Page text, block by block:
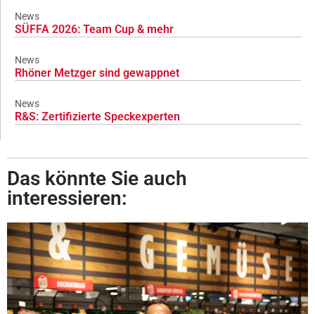
News
SÜFFA 2026: Team Cup & mehr
News
Rhöner Metzger sind gewappnet
News
R&S: Zertifizierte Speckexperten
Das könnte Sie auch
interessieren: